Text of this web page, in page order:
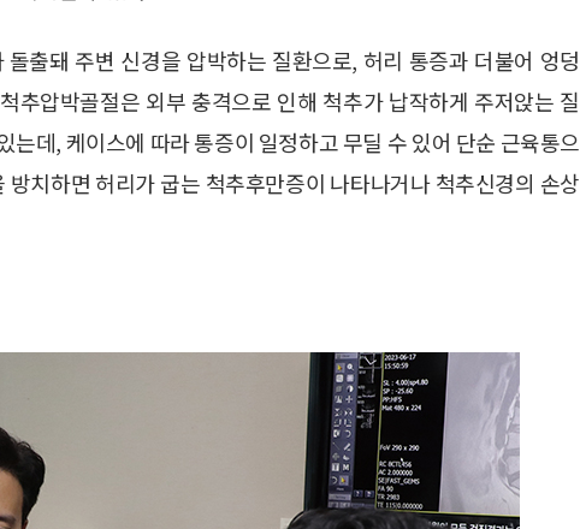
출돼 주변 신경을 압박하는 질환으로, 허리 통증과 더불어 엉덩
추압박골절은 외부 충격으로 인해 척추가 납작하게 주저앉는 질
는데, 케이스에 따라 통증이 일정하고 무딜 수 있어 단순 근육통으
치하면 허리가 굽는 척추후만증이 나타나거나 척추신경의 손상